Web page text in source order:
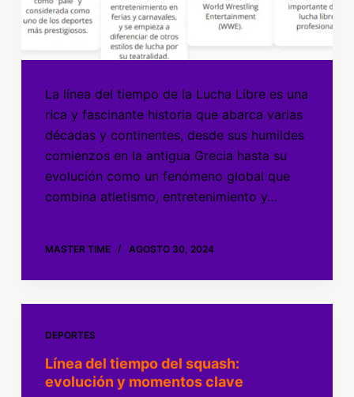
La línea del tiempo de la Lucha Libre es una
rica y fascinante historia que abarca varias
décadas y continentes, desde sus humildes
comienzos en la antigua Grecia hasta su
evolución como un fenómeno global que
combina atletismo, entretenimiento y…
MASTER TIME AGOSTO 30, 2024
DEPORTES
Línea del tiempo del squash:
evolución y momentos clave